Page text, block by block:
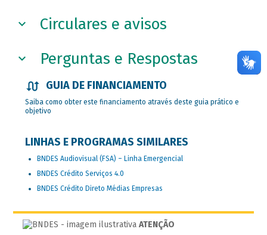
Circulares e avisos
Perguntas e Respostas
GUIA DE FINANCIAMENTO
Saiba como obter este financiamento através deste guia prático e
objetivo
LINHAS E PROGRAMAS SIMILARES
BNDES Audiovisual (FSA) – Linha Emergencial
BNDES Crédito Serviços 4.0
BNDES Crédito Direto Médias Empresas
ATENÇÃO